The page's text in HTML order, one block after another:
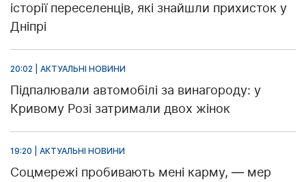
історії переселенців, які знайшли прихисток у
Дніпрі
20:02 | АКТУАЛЬНІ НОВИНИ
Підпалювали автомобілі за винагороду: у
Кривому Розі затримали двох жінок
19:20 | АКТУАЛЬНІ НОВИНИ
Соцмережі пробивають мені карму, — мер